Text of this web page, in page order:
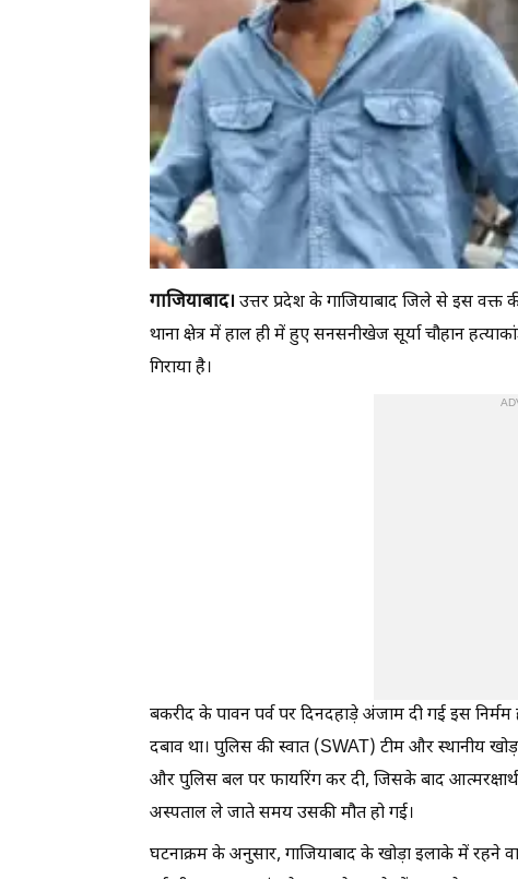
गाजियाबाद। उत्तर प्रदेश के गाजियाबाद जिले से इस
थाना क्षेत्र में हाल ही में हुए सनसनीखेज सूर्या चौहान
गिराया है।
बकरीद के पावन पर्व पर दिनदहाड़े अंजाम दी गई इस निर्मम
दबाव था। पुलिस की स्वात (SWAT) टीम और स्थानीय
और पुलिस बल पर फायरिंग कर दी, जिसके बाद
अस्पताल ले जाते समय उसकी मौत हो गई।
घटनाक्रम के अनुसार, गाजियाबाद के खोड़ा इलाके में रहने